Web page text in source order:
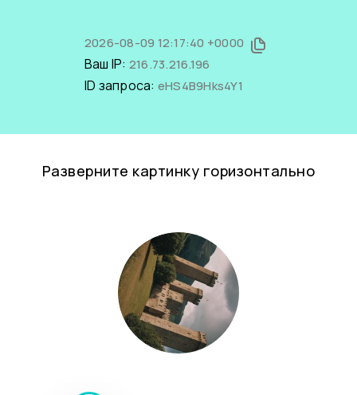
2026-08-09 12:17:40 +0000
Ваш IP: 216.73.216.196
ID запроса: eHS4B9Hks4Y1
Разверните картинку горизонтально